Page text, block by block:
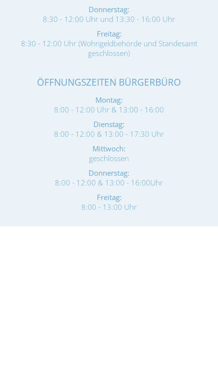
Donnerstag:
8:30 - 12:00 Uhr und 13:30 - 16:00 Uhr
Freitag:
8:30 - 12:00 Uhr (Wohngeldbehörde und Standesamt
geschlossen)
ÖFFNUNGSZEITEN BÜRGERBÜRO
Montag:
8:00 - 12:00 Uhr & 13:00 - 16:00
Dienstag:
8:00 - 12:00 & 13:00 - 17:30 Uhr
Mittwoch:
geschlossen
Donnerstag:
8:00 - 12:00 & 13:00 - 16:00Uhr
Freitag:
8:00 - 13:00 Uhr